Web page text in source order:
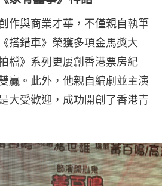
作與商業才華，不僅親自執筆
搭錯車》榮獲多項金馬獎大
檔》系列更屢創香港票房紀
贏。此外，他親自編劇並主演
大受歡迎，成功開創了香港青